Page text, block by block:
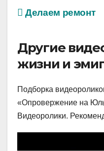
Делаем ремонт
Другие
жизни и
Подборка
«Опровержение на
Видеоролики.